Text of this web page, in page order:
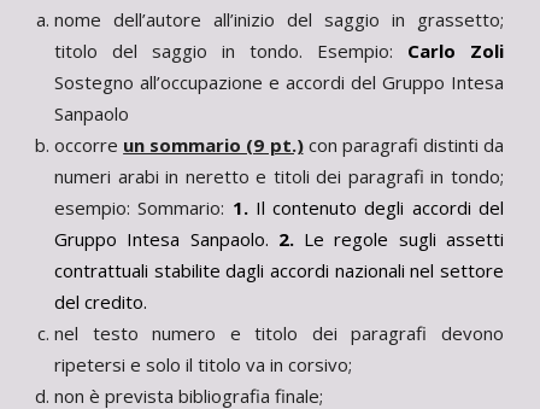
nome dell’autore all’inizio del saggio in grassetto;
titolo del saggio in tondo. Esempio: Carlo Zoli
Sostegno all’occupazione e accordi del Gruppo Intesa
Sanpaolo
occorre un sommario (9 pt.)con paragrafi distinti da
numeri arabi in neretto e titoli dei paragrafi in tondo;
esempio: Sommario: 1.Il contenuto degli accordi del
Gruppo Intesa Sanpaolo. 2.Le regole sugli assetti
contrattuali stabilite dagli accordi nazionali nel settore
del credito.
nel testo numero e titolo dei paragrafi devono
ripetersi e solo il titolo va in corsivo;
non è prevista bibliografia finale;